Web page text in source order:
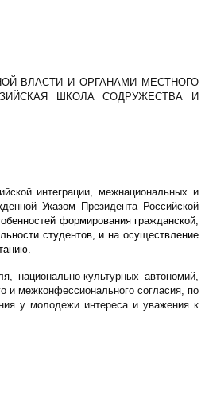
ВЛАСТИ И ОРГАНАМИ МЕСТНОГО
ШКОЛА СОДРУЖЕСТВА И
интеграции, межнациональных и
Указом Президента Российской
формирования гражданской,
студентов, ина осуществление
национально-культурных автономий,
и межконфессионального согласия, по
у молодежи интереса и уважения к